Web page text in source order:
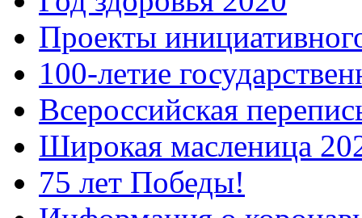
Проекты
100-летие
Всероссийская
Широкая масленица
75 лет Победы!